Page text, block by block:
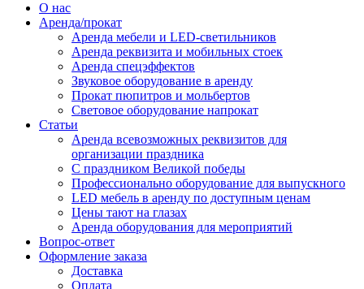
О нас
Аренда/прокат
Аренда мебели и LED-светильников
Аренда реквизита и мобильных стоек
Аренда спецэффектов
Звуковое оборудование в аренду
Прокат пюпитров и мольбертов
Световое оборудование напрокат
Статьи
Аренда всевозможных реквизитов для
организации праздника
С праздником Великой победы
Профессионально оборудование для выпускного
LED мебель в аренду по доступным ценам
Цены тают на глазах
Аренда оборудования для мероприятий
Вопрос-ответ
Оформление заказа
Доставка
Оплата